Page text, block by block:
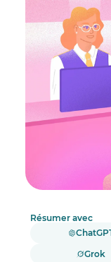
Résumer avec
Grok